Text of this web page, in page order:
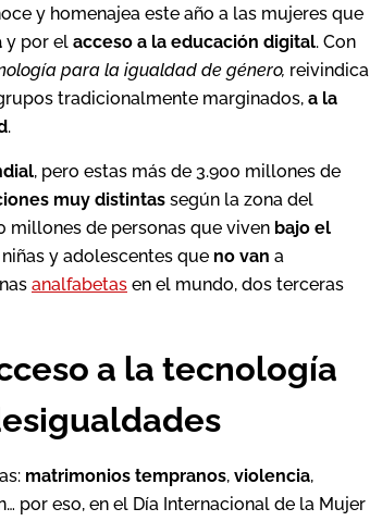
y homenajea este año a las mujeres que
y por el acceso a la educación digital. Con
para la igualdad de género, reivindica
tradicionalmente marginados, a la
.
, pero estas más de 3.900 millones de
muy distintas según la zona del
millones de personas que viven bajo el
y adolescentes que no van a
analfabetas en el mundo, dos terceras
a la tecnología
matrimonios tempranos, violencia,
por eso, en el Día Internacional de la Mujer